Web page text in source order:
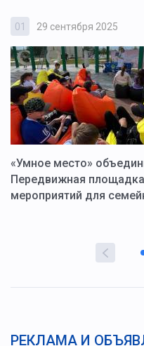
01 29 сентября 2025
«Умное место»
Передвижная
мероприятий для
РЕКЛАМА И